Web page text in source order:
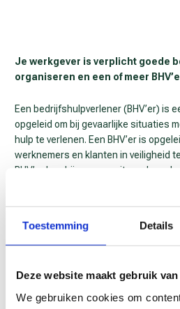
Toestemming Details
Deze website maakt gebruik
We gebruiken cookies om
Je werkgever is verplicht goede
organiseren en een of meer
Eenbedrijfshulpverlener(BHV’er) is
opgeleid om bij gevaarlijke situaties
hulp te verlenen. Een BHV’er is
werknemers en klanten in veiligheid
BHV’er hoe hij mensen uit een
hoe hij bij een ongeval eerste hulp
een goede opleiding en uitrusting
voeren. Als je bedrijfshulpverlener
decao(artikel 26) lees je daar meer